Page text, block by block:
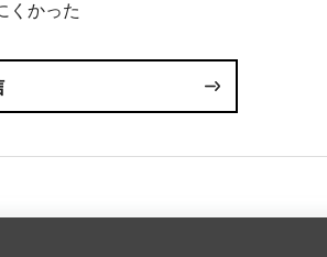
くかった